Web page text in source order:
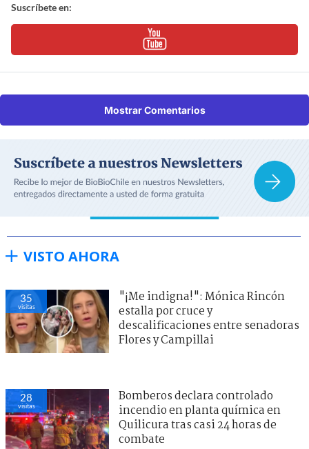
Suscríbete en:
Mostrar Comentarios
VISTO AHORA
35
visitas
"¡Me indigna!": Mónica Rincón
estalla por cruce y
descalificaciones entre senadoras
Flores y Campillai
28
visitas
Bomberos declara controlado
incendio en planta química en
Quilicura tras casi 24 horas de
combate